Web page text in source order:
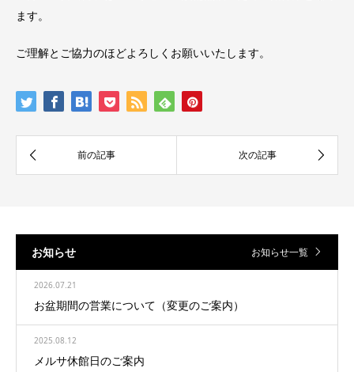
ます。
ご理解とご協力のほどよろしくお願いいたします。
お知らせ お知らせ一覧
2026.07.21
お盆期間の営業について（変更のご案内）
2025.08.12
メルサ休館日のご案内